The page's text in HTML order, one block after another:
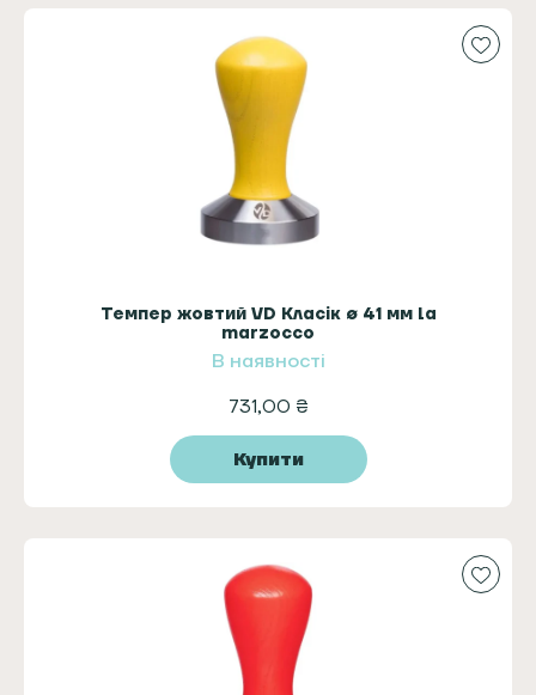
Темпер жовтий VD Класік ø 41 мм la
marzocco
В наявності
731,00 ₴
Купити